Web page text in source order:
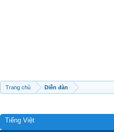
Trang chủ Diễn đàn
Tiếng Việt